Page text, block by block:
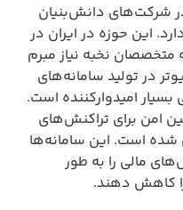
شرکت‌های دانش‌بنیان
این حوزه در ایران در
نخبه نیاز مبرم
در تولید سامانه‌های
بسیار امیدوارکننده است.
امن برای تراکنش‌های
شده است. این سامانه‌ها
مالی را به طور
کاهش دهند.